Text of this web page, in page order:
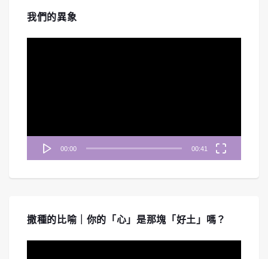
我們的異象
00:00 00:41
撒種的比喻｜你的「心」是那塊「好土」嗎？